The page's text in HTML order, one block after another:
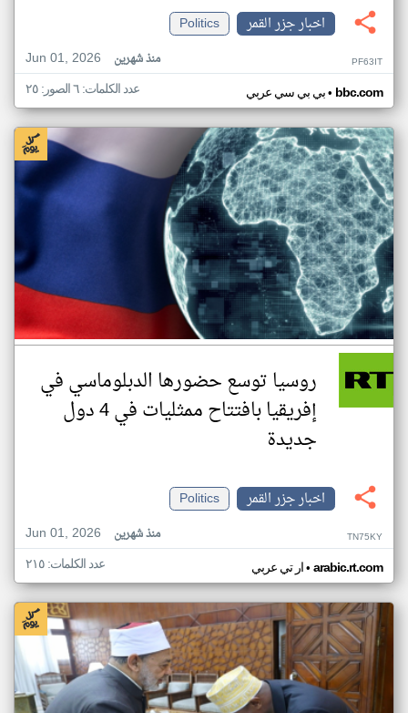
اخبار جزر القمر
Politics
Jun 01, 2026
منذ شهرين PF63IT
بي بي سي عربي• bbc.com عدد الكلمات: ٦ الصور: ٢٥
روسيا توسع حضورها الدبلوماسي في
إفريقيا بافتتاح ممثليات في 4 دول
جديدة
اخبار جزر القمر
Politics
Jun 01, 2026
منذ شهرين TN75KY
ار تي عربي• arabic.rt.com عدد الكلمات: ٢١٥